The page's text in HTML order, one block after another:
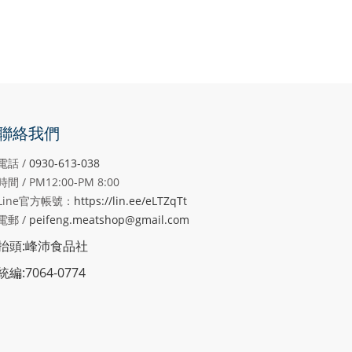
絡我們
話 / 0930-613-038
間 / PM12:00-PM 8:00
官方帳號： https://lin.ee/eLTZqTt
郵 / peifeng.meatshop@gmail.com
頭:峰沛食品社
編:7064-0774